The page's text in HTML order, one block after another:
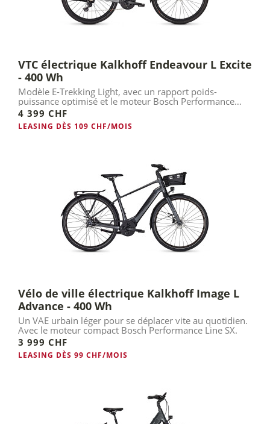
VTC électrique Kalkhoff Endeavour L Excite
- 400 Wh
Modèle E-Trekking Light, avec un rapport poids-
puissance optimisé et le moteur Bosch Performance
Line SX.
4 399 CHF
LEASING DÈS 109 CHF/MOIS
Vélo de ville électrique Kalkhoff Image L
Advance - 400 Wh
Un VAE urbain léger pour se déplacer vite au quotidien.
Avec le moteur compact Bosch Performance Line SX.
3 999 CHF
LEASING DÈS 99 CHF/MOIS